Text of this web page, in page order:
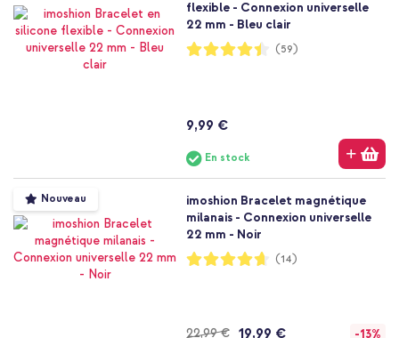
flexible - Connexion universelle
22 mm - Bleu clair
Notation:
89%
(59)
9,99 €
En stock
Nouveau
imoshion Bracelet magnétique
milanais - Connexion universelle
22 mm - Noir
Notation:
93%
(14)
22,99 € 19,99 € -13%